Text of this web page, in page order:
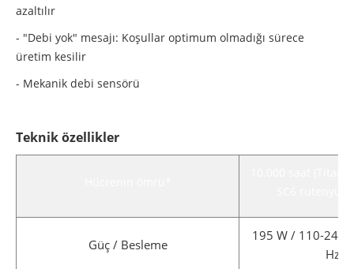
azaltılır
- "Debi yok" mesajı: Koşullar optimum olmadığı sürece
üretim kesilir
- Mekanik debi sensörü
Teknik özellikler
Güç / Besleme
195 W / 110-240
Hz